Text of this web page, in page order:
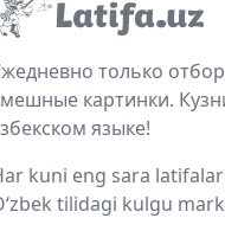
только
картинки.
языке!
kuni eng sara
tilidagi kulgu